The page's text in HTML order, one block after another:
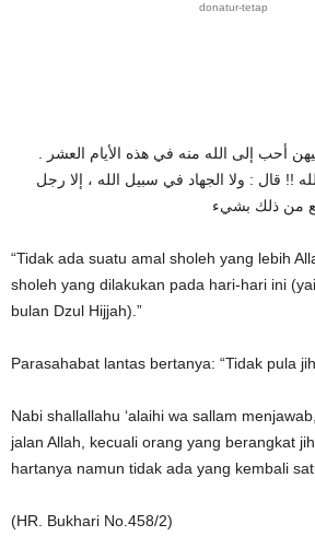
donatur-tetap
أحب إلى الله منه في هذه الأيام العشر .
!! قال : ولا الجهاد في سبيل الله ، إلا رجل
من ذلك بشيء
“Tidak ada suatu amal sholeh yang lebih
sholeh yang dilakukan pada hari-hari ini
bulan Dzul Hijjah).”
Parasahabat lantas bertanya: “Tidak pula
Nabi shallallahu ‘alaihi wa sallam
jalan Allah, kecuali orang yang berangkat
hartanya namun tidak ada yang kembali
(HR. Bukhari No.458/2)